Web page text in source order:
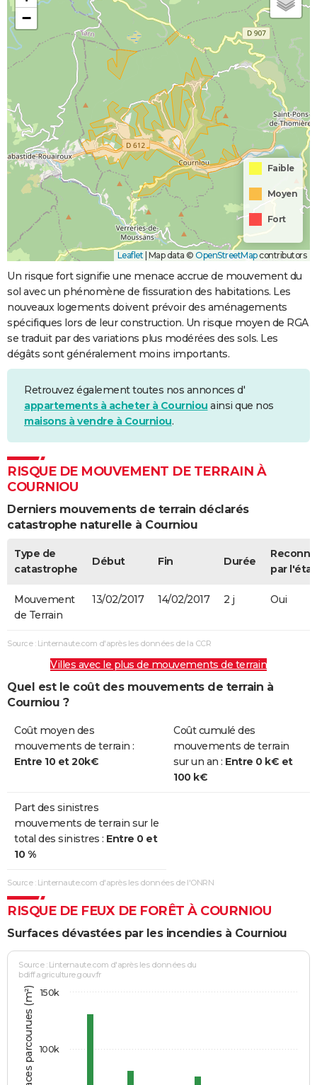
−
Faible
Moyen
Fort
Leaflet Map data © OpenStreetMapcontributors
Un risque fort signifie une menace accrue de mouvement du
sol avec un phénomène de fissuration des habitations. Les
nouveaux logements doivent prévoir des aménagements
spécifiques lors de leur construction. Un risque moyen de RGA
se traduit par des variations plus modérées des sols. Les
dégâts sont généralement moins importants.
Retrouvez également toutes nos annonces d'
appartements à acheter à Courniou ainsi que nos
maisons à vendre à Courniou.
RISQUE DE MOUVEMENT DE TERRAIN À
COURNIOU
Derniers mouvements de terrain déclarés
catastrophe naturelle à Courniou
Type de
catastrophe
Début Fin Durée
par l'état
Mouvement
de Terrain
13/02/2017 14/02/2017 2 j Oui
Source : Linternaute.com d'après les données de la CCR
Villes avec le plus de mouvements de terrain
Quel est le coût des mouvements de terrain à
Courniou ?
Coût moyen des
mouvements de terrain :
Entre 10 et 20k€
Coût cumulé des
mouvements de terrain
sur un an : Entre 0 k€ et
100 k€
Part des sinistres
mouvements de terrain sur le
total des sinistres : Entre 0 et
10 %
Source : Linternaute.com d'après les données de l'ONRN
RISQUE DE FEUX DE FORÊT À COURNIOU
Surfaces dévastées par les incendies à Courniou
Source : Linternaute.com d'après les données du
bdiff.agriculture.gouv.fr
100k
150k